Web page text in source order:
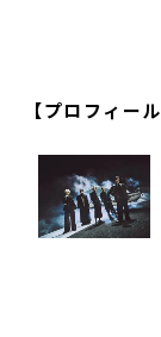
【プロフィール